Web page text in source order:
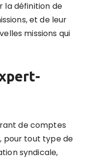
la définition de
et de leur
missions qui
de comptes
pour tout type de
syndicale,